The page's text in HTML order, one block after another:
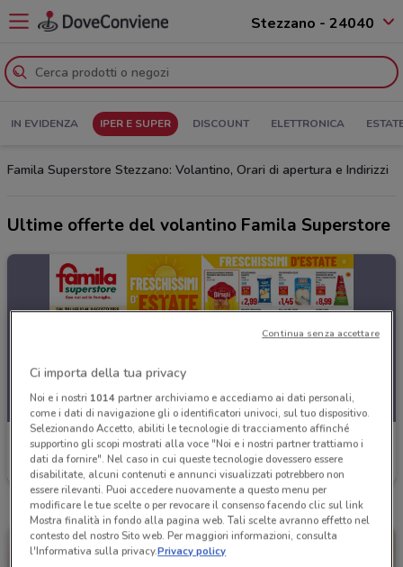
Stezzano - 24040
IN EVIDENZA IPER E SUPER DISCOUNT ELETTRONICA
Famila Superstore Stezzano: Volantino, Orari di apertura e Indirizzi
Ultime offerte del volantino Famila Superstore
Famila Superstore
Scade oggi
Ci importa della tua privacy
Noi e i nostri 1014partner archiviamo e accediamo ai dati personali,
come i dati di navigazione gli o identificatori univoci, sul tuo dispositivo.
Selezionando Accetto, abiliti le tecnologie di tracciamento affinché
supportino gli scopi mostrati alla voce "Noi e i nostri partner trattiamo i
dati da fornire". Nel caso in cui queste tecnologie dovessero essere
disabilitate, alcuni contenuti e annunci visualizzati potrebbero non
essere rilevanti. Puoi accedere nuovamente a questo menu per
modificare le tue scelte o per revocare il consenso facendo clic sul link
Mostra finalità in fondo alla pagina web. Tali scelte avranno effetto nel
contesto del nostro Sito web. Per maggiori informazioni, consulta
l'Informativa sulla privacy.Privacy policy
Continua senza accettare